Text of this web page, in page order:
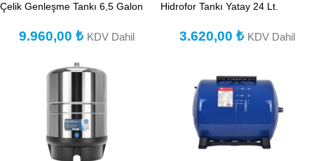
Çelik Genleşme Tankı 6,5 Galon
9.960,00 ₺ KDV Dahil
Hidrofor Tankı Yatay 24 Lt.
3.620,00 ₺ KDV Dahil